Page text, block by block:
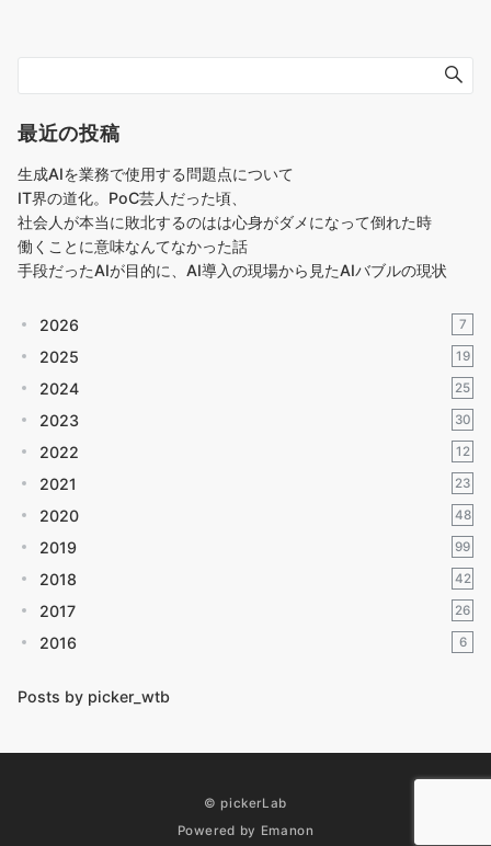
最近の投稿
生成AIを業務で使用する問題点について
IT界の道化。PoC芸人だった頃、
社会人が本当に敗北するのはは心身がダメになって倒れた時
働くことに意味なんてなかった話
手段だったAIが目的に、AI導入の現場から見たAIバブルの現状
2026 7
2025 19
2024 25
2023 30
2022 12
2021 23
2020 48
2019 99
2018 42
2017 26
2016 6
Posts by picker_wtb
© pickerLab
Powered by Emanon